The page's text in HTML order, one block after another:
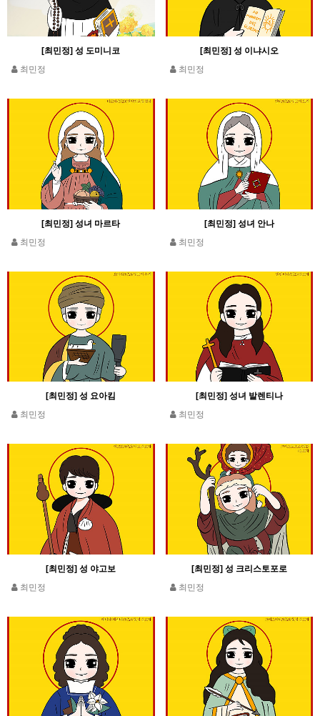
[최민정] 성 도미니코
최민정
[최민정] 성 이냐시오
최민정
[최민정] 성녀 마르타
최민정
[최민정] 성녀 안나
최민정
[최민정] 성 요아킴
최민정
[최민정] 성녀 발렌티나
최민정
[최민정] 성 야고보
최민정
[최민정] 성 크리스토포로
최민정